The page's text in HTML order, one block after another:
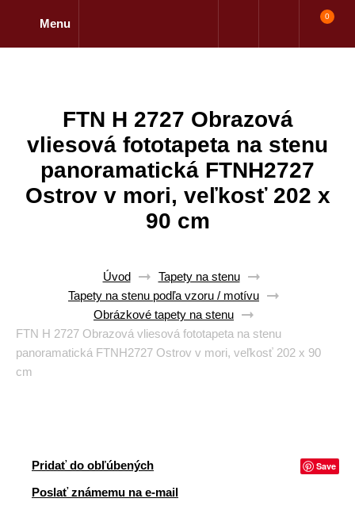
Menu
0
FTN H 2727 Obrazová
vliesová fototapeta na stenu
panoramatická FTNH2727
Ostrov v mori, veľkosť 202 x
90 cm
Úvod
Tapety na stenu
Tapety na stenu podľa vzoru / motívu
Obrázkové tapety na stenu
FTN H 2727 Obrazová vliesová fototapeta na stenu
panoramatická FTNH2727 Ostrov v mori, veľkosť 202 x 90
cm
Pridať do obľúbených Save
Poslať známemu na e-mail